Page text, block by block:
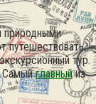
природными
путешествовать
тур.
Самыйглавныйиз